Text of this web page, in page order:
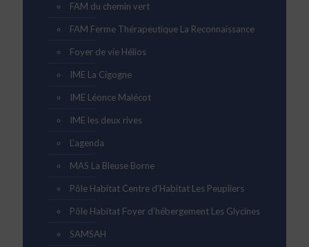
FAM du chemin vert
FAM Ferme Thérapeutique La Reconnaissance
Foyer de vie Hélios
IME La Cigogne
IME Léonce Malécot
IME les deux rives
L’agenda
MAS La Bleuse Borne
Pôle Habitat Centre d’Habitat Les Peupliers
Pôle Habitat Foyer d’hébergement Les Glycines
SAMSAH